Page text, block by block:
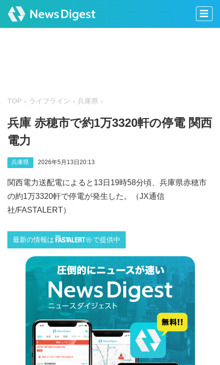
TOP ライフライン 兵庫県
兵庫 赤穂市で約1万3320軒の停電 関西
電力
兵庫県 2026年5月13日20:13
関西電力送配電によると13日19時58分頃、兵庫県赤穂市
の約1万3320軒で停電が発生した。（JX通信
社/FASTALERT）
最新の情報は で提供中